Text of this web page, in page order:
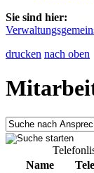
Sie sind hier:
drucken nach oben
Name